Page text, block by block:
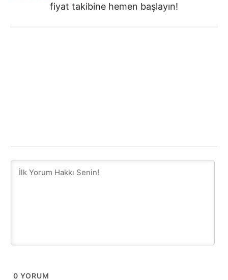
fiyat takibine hemen başlayın!
0 YORUM